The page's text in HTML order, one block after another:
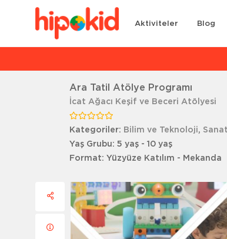
Aktiviteler Blog
Ara Tatil Atölye Programı
İcat Ağacı Keşif ve Beceri Atölyesi
Kategoriler: Bilim ve Teknoloji,
Yaş Grubu:5 yaş - 10 yaş
Format: Yüzyüze Katılım - Mekanda